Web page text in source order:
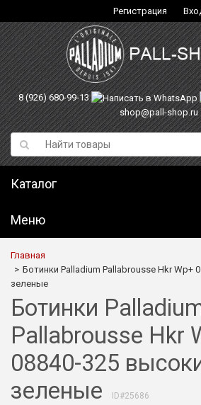
Регистрация
8 (926) 680-99-13
shop@pall-shop.ru
Каталог
Меню
Главная
Ботинки Palladium Pallabrousse Hkr Wp+
зеленые
Ботинки
Pallabrousse Hkr
08840-325
зеленые
ID#25686